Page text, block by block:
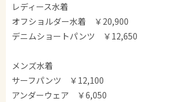
レディース水着
オフショルダー水着 ￥20,900
デニムショートパンツ ￥12,650
メンズ水着
サーフパンツ ￥12,100
アンダーウェア ￥6,050